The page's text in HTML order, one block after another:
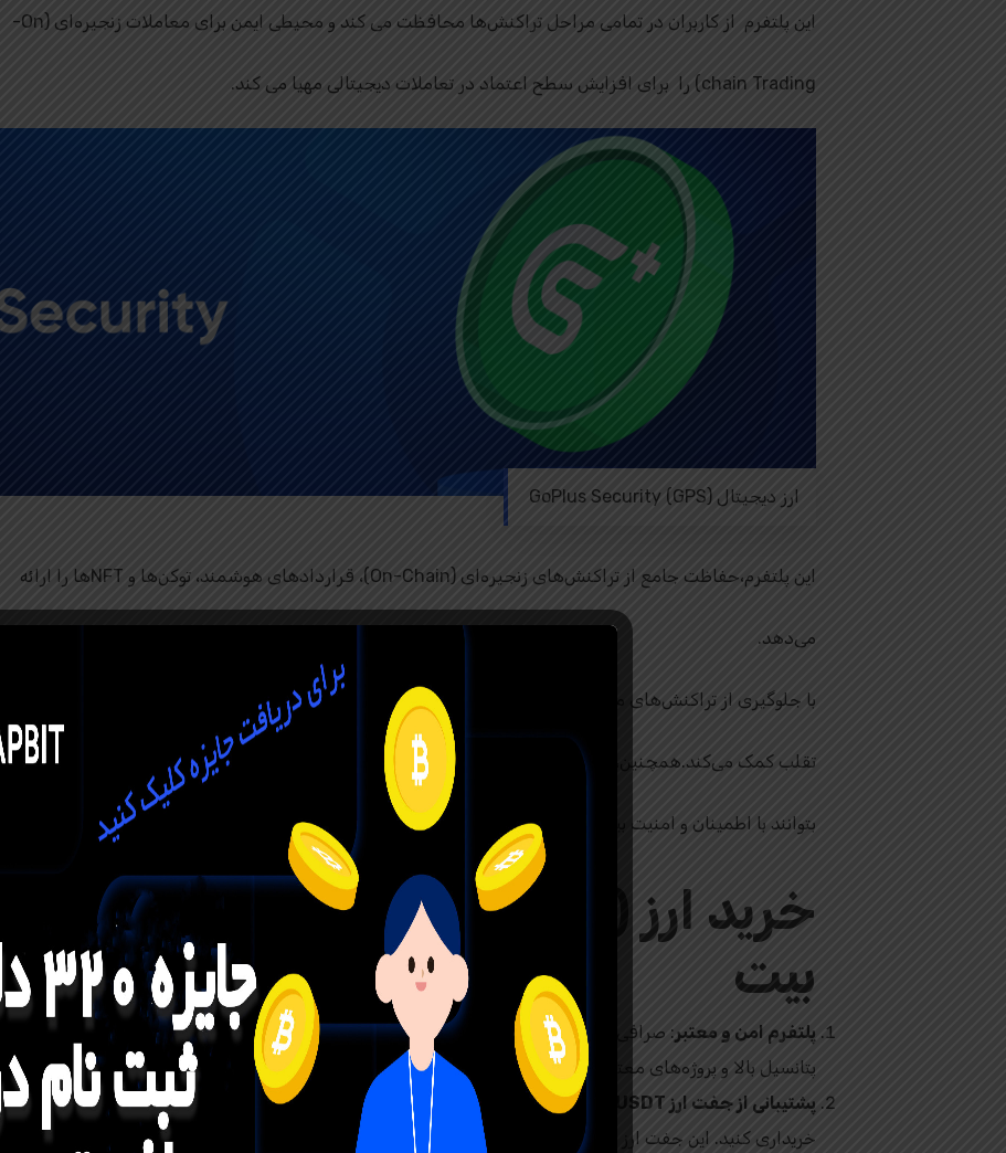
این پلتفرم از کاربران در تمامی مراحل تراکنش‌ها محافظت می کند و محیطی ایمن برای معاملات زنجیره‌ای (On-
chain Trading) را برای افزایش سطح اعتماد در تعاملات دیجیتالی مهیا می کند.
ارز دیجیتال GoPlus Security (GPS)
این پلتفرم،حفاظت جامع از تراکنش‌های زنجیره‌ای (On-Chain)، قراردادهای هوشمند، توکن‌ها و NFTها را ارائه
می‌دهد.
با جلوگیری از تراکنش‌های مخرب، GoPlus Security به کاهش خطراتی مانند حملات سایبری، کلاهبرداری و
تقلب کمک می‌کند.همچنین،این پلتفرم یک خدمات اطلاعاتی برای اکوسیستم وب 3 فراهم می‌آورد تا کاربران
بتوانند با اطمینان و امنیت بیشتر در دنیای بلاکچین فعالیت کنند.
خرید ارز GoPlus Security (GPS)
بیت
پلتفرم امن و معتبر : صرافی تپ بیت یکی از پلتفرم‌های امن برای خرید و فروش ارزهای دیجیتال است که به
پتانسیل بالا و پروژه‌های معتبر مانند GoPlus Security را می‌دهد.
پشتیبانی از جفت ارز GPS/USDT
خریداری کنید. این جفت ارز یکی از پرطرفدارترین جفت‌های معاملاتی برای خرید و فروش ارزهای دیجیتال است.